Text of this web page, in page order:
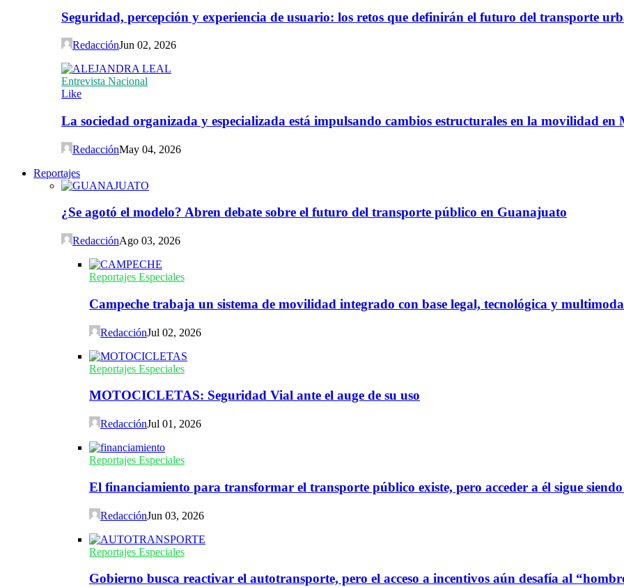
Seguridad, percepción y experiencia de usuario: los retos que definirán el futuro del transporte
RedacciónJun 02, 2026
Entrevista Nacional
Like
La sociedad organizada y especializada está impulsando cambios estructurales en la movilidad en
RedacciónMay 04, 2026
Reportajes
¿Se agotó el modelo? Abren debate sobre el futuro del transporte público en Guanajuato
RedacciónAgo 03, 2026
Reportajes Especiales
Campeche trabaja un sistema de movilidad integrado con base legal, tecnológica y
RedacciónJul 02, 2026
Reportajes Especiales
MOTOCICLETAS: Seguridad Vial ante el auge de su uso
RedacciónJul 01, 2026
Reportajes Especiales
El financiamiento para transformar el transporte público existe, pero acceder a él sigue
RedacciónJun 03, 2026
Reportajes Especiales
Gobierno busca reactivar el autotransporte, pero el acceso a incentivos aún desafía al